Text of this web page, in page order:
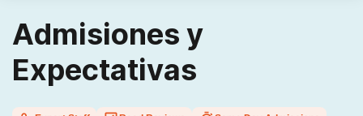
Admisiones y
Expectativas